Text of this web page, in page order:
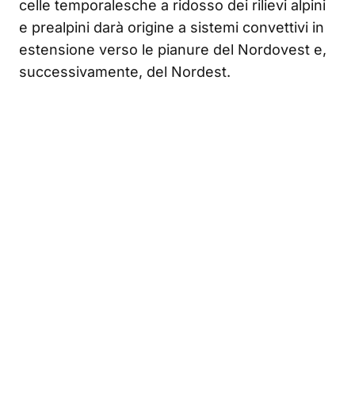
celle temporalesche a ridosso dei rilievi alpini
e prealpini darà origine a sistemi convettivi in
estensione verso le pianure del Nordovest e,
successivamente, del Nordest.